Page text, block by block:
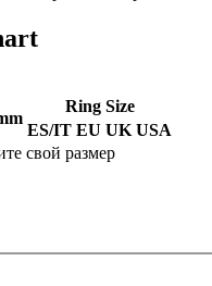
Ring Size
ES/IT EU UK USA
свой размер